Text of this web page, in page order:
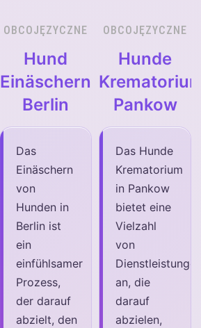
OBCOJĘZYCZNE
Hund
Einäschern
Berlin
Das
Einäschern
von
Hunden in
Berlin ist
ein
einfühlsamer
Prozess,
der darauf
abzielt, den
OBCOJĘZYCZNE
Hunde
Pankow
Das Hunde
Krematorium
in Pankow
bietet eine
Vielzahl
von
an, die
darauf
abzielen,